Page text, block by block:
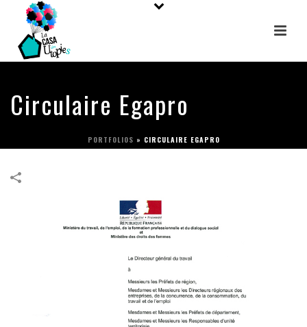
Circulaire Egapro
PORTFOLIOS » CIRCULAIRE EGAPRO